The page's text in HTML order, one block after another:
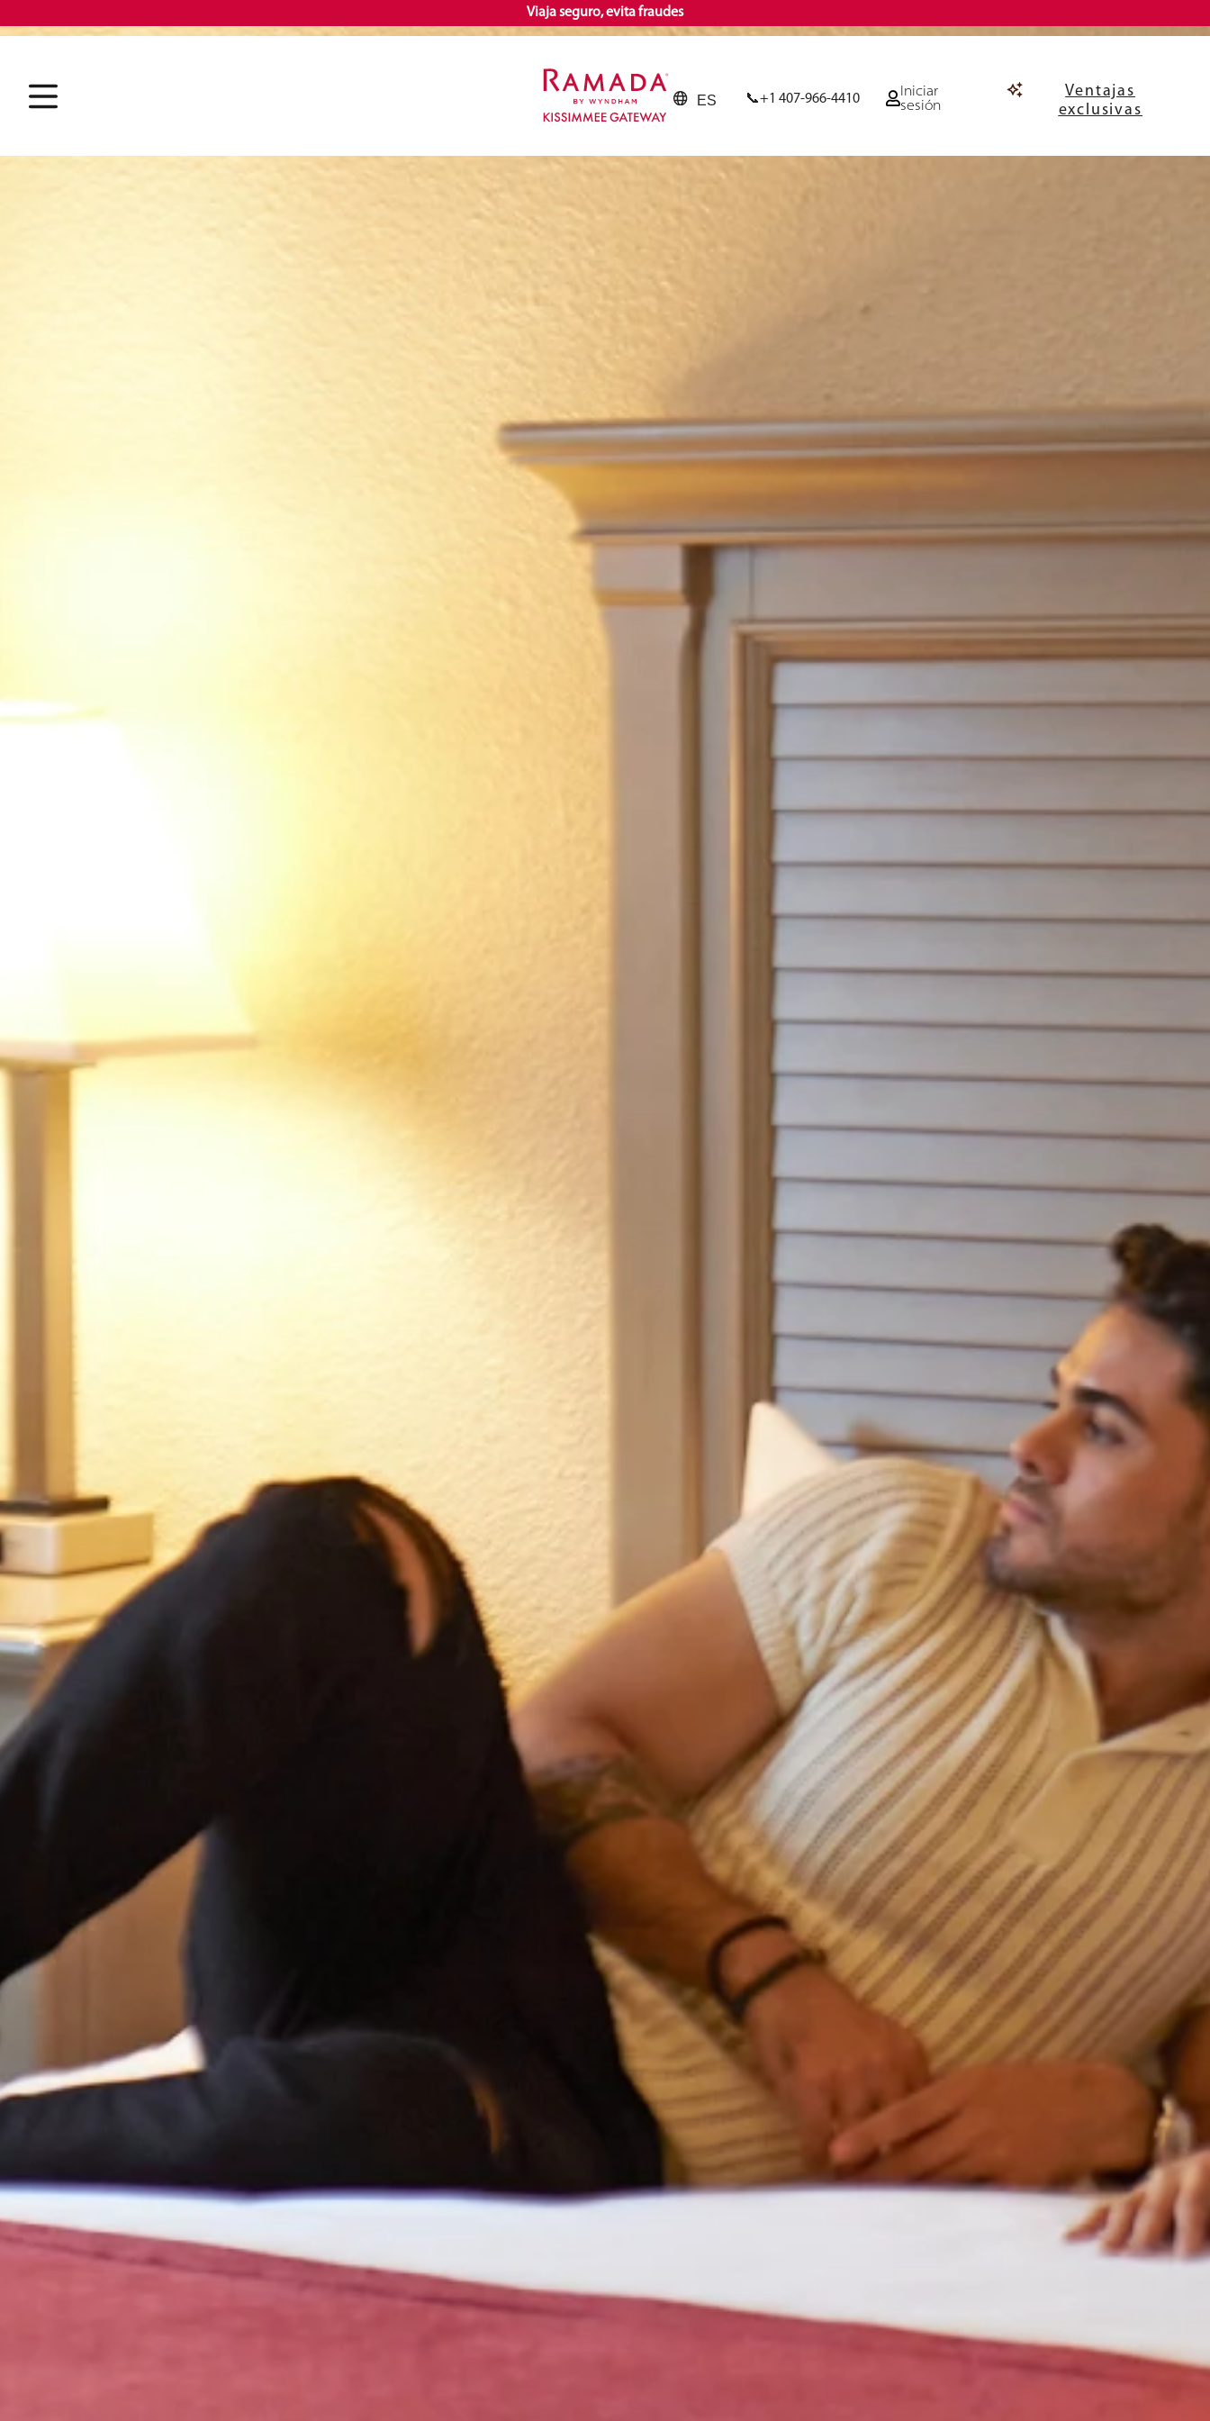
Viaja seguro, evita fraudes
ES +1 407-966-4410
Iniciar
sesión
Ventajas
exclusivas